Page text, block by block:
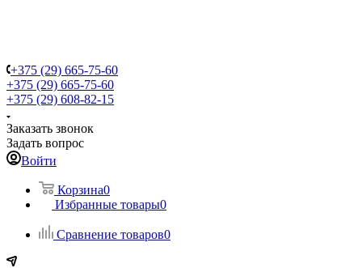
+375 (29) 665-75-60
+375 (29) 665-75-60
+375 (29) 608-82-15
Заказать звонок
Задать вопрос
Войти
Корзина0
Избранные товары0
Сравнение товаров0